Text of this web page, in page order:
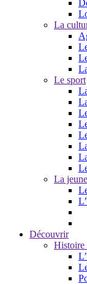
La
Le sport
La
Découvrir
Histoire